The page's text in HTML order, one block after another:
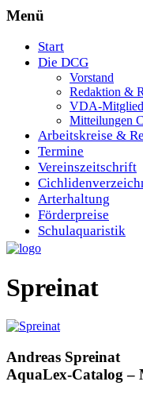
Menü
Start
Die DCG
Vorstand
Redaktion &
VDA-
Mitteilungen
Arbeitskreise &
Termine
Vereinszeitschrift
Arterhaltung
Förderpreise
Schulaquaristik
Spreinat
Andreas Spreinat
AquaLex-Catalog –